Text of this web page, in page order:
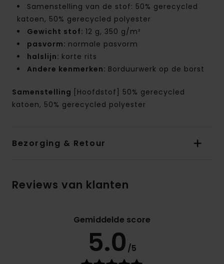
Samenstelling van de stof: 50% gerecycled
katoen, 50% gerecycled polyester
Gewicht stof: 12 g, 350 g/m²
pasvorm: normale pasvorm
halslijn: korte rits
Andere kenmerken: Borduurwerk op de borst
Samenstelling
[Hoofdstof] 50% gerecycled
katoen, 50% gerecycled polyester
Bezorging & Retour
Reviews van klanten
Gemiddelde score
5.0 /5